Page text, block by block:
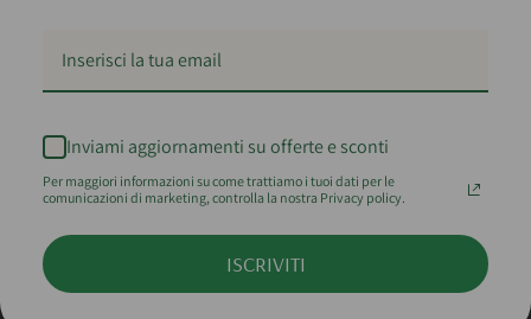
Inviami aggiornamenti su offerte e sconti
Per maggiori informazioni su come trattiamo i tuoi dati per le
comunicazioni di marketing, controlla la nostra Privacy policy.
ISCRIVITI